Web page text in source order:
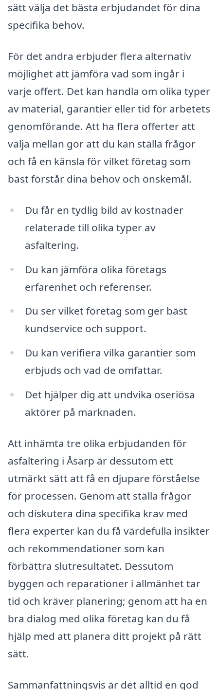
sätt välja det bästa erbjudandet för dina
specifika behov.
För det andra erbjuder flera alternativ
möjlighet att jämföra vad som ingår i
varje offert. Det kan handla om olika typer
av material, garantier eller tid för arbetets
genomförande. Att ha flera offerter att
välja mellan gör att du kan ställa frågor
och få en känsla för vilket företag som
bäst förstår dina behov och önskemål.
Du får en tydlig bild av kostnader
relaterade till olika typer av
asfaltering.
Du kan jämföra olika företags
erfarenhet och referenser.
Du ser vilket företag som ger bäst
kundservice och support.
Du kan verifiera vilka garantier som
erbjuds och vad de omfattar.
Det hjälper dig att undvika oseriösa
aktörer på marknaden.
Att inhämta tre olika erbjudanden för
asfaltering i Åsarp är dessutom ett
utmärkt sätt att få en djupare förståelse
för processen. Genom att ställa frågor
och diskutera dina specifika krav med
flera experter kan du få värdefulla insikter
och rekommendationer som kan
förbättra slutresultatet. Dessutom
byggen och reparationer i allmänhet tar
tid och kräver planering; genom att ha en
bra dialog med olika företag kan du få
hjälp med att planera ditt projekt på rätt
sätt.
Sammanfattningsvis är det alltid en god